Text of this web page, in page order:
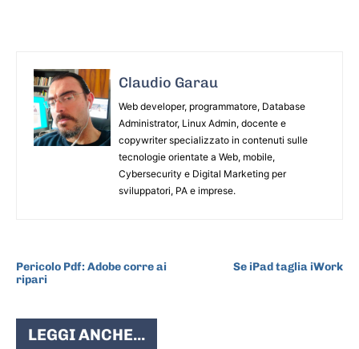
Claudio Garau
Web developer, programmatore, Database
Administrator, Linux Admin, docente e
copywriter specializzato in contenuti sulle
tecnologie orientate a Web, mobile,
Cybersecurity e Digital Marketing per
sviluppatori, PA e imprese.
Pericolo Pdf: Adobe corre ai
ripari
Se iPad taglia iWork
LEGGI ANCHE...